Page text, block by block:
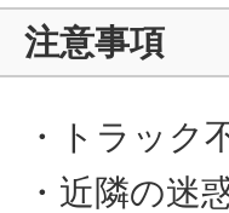
注意事項
・トラック
・近隣の迷